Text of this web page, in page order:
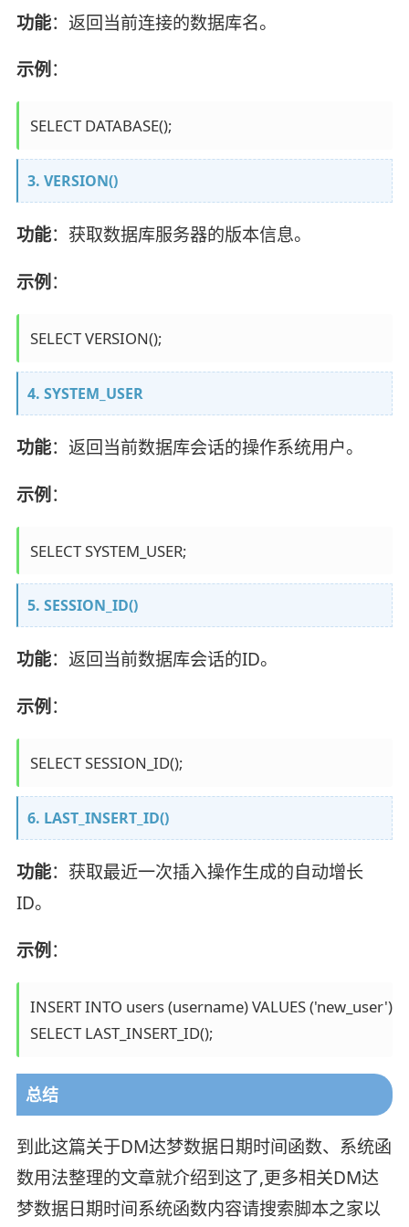
功能：返回当前连接的数据库名。
示例：
SELECT DATABASE();
3. VERSION()
功能：获取数据库服务器的版本信息。
示例：
SELECT VERSION();
4. SYSTEM_USER
功能：返回当前数据库会话的操作系统用户。
示例：
SELECT SYSTEM_USER;
5. SESSION_ID()
功能：返回当前数据库会话的ID。
示例：
SELECT SESSION_ID();
6. LAST_INSERT_ID()
功能：获取最近一次插入操作生成的自动增长
ID。
示例：
INSERT INTO users (username) VALUES ('new_user');
SELECT LAST_INSERT_ID();
总结
到此这篇关于DM达梦数据日期时间函数、系统函
数用法整理的文章就介绍到这了,更多相关DM达
梦数据日期时间系统函数内容请搜索脚本之家以